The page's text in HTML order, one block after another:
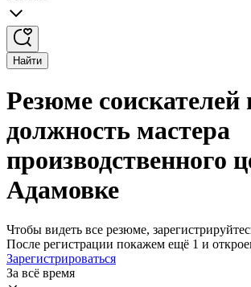
Найти
Резюме соискателей
должность мастера
производственного
Адамовке
Чтобы видеть все резюме,
После регистрации покажем ещё 1 и
Зарегистрироваться
За всё время